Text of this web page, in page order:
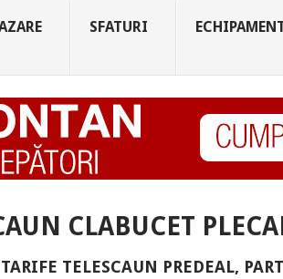
SFATURI
CLABUCET
TARIFE TELESCAUN PREDEAL,